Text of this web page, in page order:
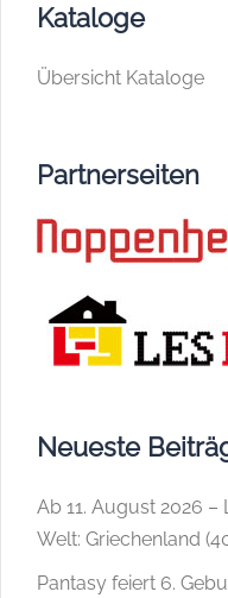
Kataloge
Übersicht Kataloge
Partnerseiten
Neueste
Ab 11. August 2026 –
Welt: Griechenland
Pantasy feiert 6.